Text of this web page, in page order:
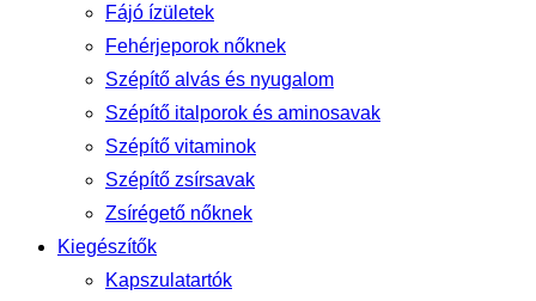
Fájó ízületek
Fehérjeporok nőknek
Szépítő alvás és nyugalom
Szépítő italporok és aminosavak
Szépítő vitaminok
Szépítő zsírsavak
Zsírégető nőknek
Kiegészítők
Kapszulatartók